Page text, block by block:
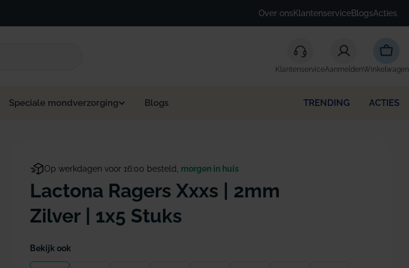
Over onsKlantenserviceBlogsActies
KlantenserviceAanmeldenWinkelwagen
Speciale mondverzorging Blogs TRENDING ACTIES
Op werkdagen voor 16:00 besteld, morgen in huis
Lactona Ragers Xxxs | 2mm
Zilver | 1x5 Stuks
Bekijk ook